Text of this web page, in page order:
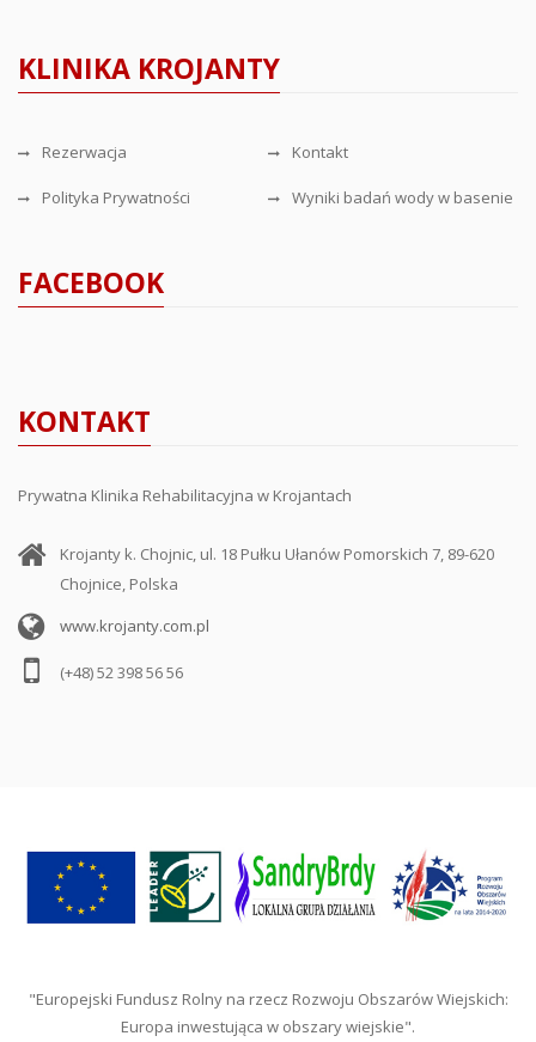
KLINIKA KROJANTY
Rezerwacja Kontakt
Polityka Prywatności Wyniki badań wody w basenie
FACEBOOK
KONTAKT
Prywatna Klinika Rehabilitacyjna w Krojantach
Krojanty k. Chojnic, ul. 18 Pułku Ułanów Pomorskich 7, 89-620
Chojnice, Polska
www.krojanty.com.pl
(+48) 52 398 56 56
"Europejski Fundusz Rolny na rzecz Rozwoju Obszarów Wiejskich:
Europa inwestująca w obszary wiejskie".